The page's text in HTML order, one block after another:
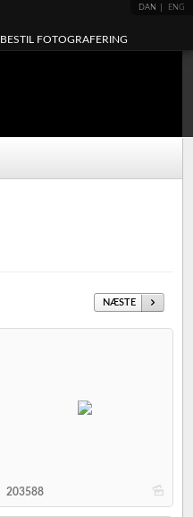
DAN ENG
BESTIL FOTOGRAFERING
NÆSTE
b
203588